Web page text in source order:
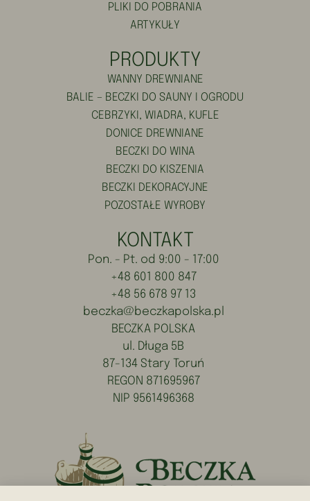
PLIKI DO POBRANIA
ARTYKUŁY
PRODUKTY
WANNY DREWNIANE
BALIE – BECZKI DO SAUNY I OGRODU
CEBRZYKI, WIADRA, KUFLE
DONICE DREWNIANE
BECZKI DO WINA
BECZKI DO KISZENIA
BECZKI DEKORACYJNE
POZOSTAŁE WYROBY
KONTAKT
Pon. - Pt. od 9:00 - 17:00
+48 601 800 847
+48 56 678 97 13
beczka@beczkapolska.pl
BECZKA POLSKA
ul. Długa 5B
87-134 Stary Toruń
REGON 871695967
NIP 9561496368